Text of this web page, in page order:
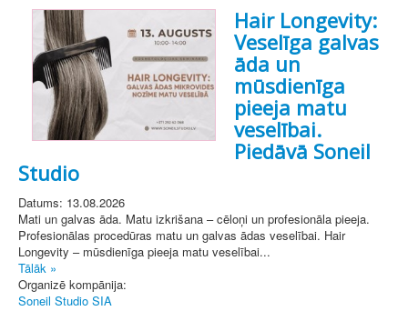
Hair Longevity:
Veselīga galvas
āda un
mūsdienīga
pieeja matu
veselībai.
Piedāvā Soneil
Studio
Datums: 13.08.2026
Mati un galvas āda. Matu izkrišana – cēloņi un profesionāla pieeja.
Profesionālas procedūras matu un galvas ādas veselībai. Hair
Longevity – mūsdienīga pieeja matu veselībai...
Tālāk »
Organizē kompānija:
Soneil Studio SIA